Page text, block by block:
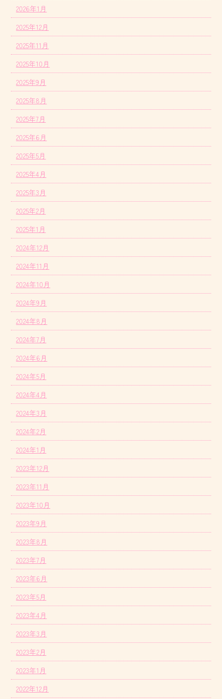
2026年1月
2025年12月
2025年11月
2025年10月
2025年9月
2025年8月
2025年7月
2025年6月
2025年5月
2025年4月
2025年3月
2025年2月
2025年1月
2024年12月
2024年11月
2024年10月
2024年9月
2024年8月
2024年7月
2024年6月
2024年5月
2024年4月
2024年3月
2024年2月
2024年1月
2023年12月
2023年11月
2023年10月
2023年9月
2023年8月
2023年7月
2023年6月
2023年5月
2023年4月
2023年3月
2023年2月
2023年1月
2022年12月